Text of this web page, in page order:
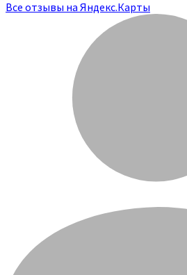
Все отзывы на Яндекс.Карты